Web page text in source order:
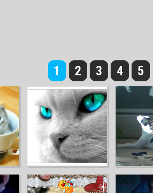
1 2 3 4 5